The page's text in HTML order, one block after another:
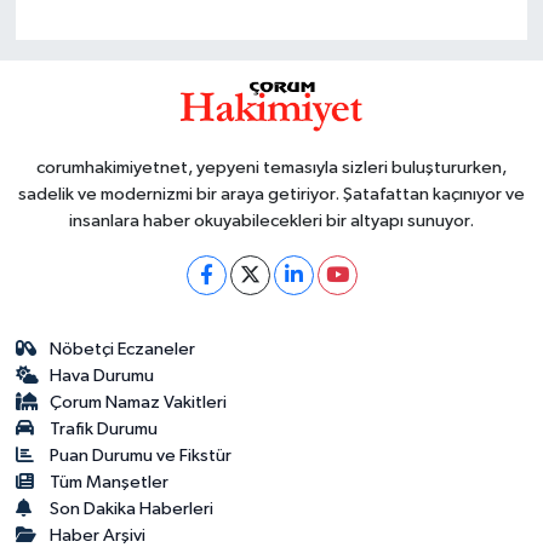
corumhakimiyetnet, yepyeni temasıyla sizleri buluştururken,
sadelik ve modernizmi bir araya getiriyor. Şatafattan kaçınıyor ve
insanlara haber okuyabilecekleri bir altyapı sunuyor.
Nöbetçi Eczaneler
Hava Durumu
Çorum Namaz Vakitleri
Trafik Durumu
Puan Durumu ve Fikstür
Tüm Manşetler
Son Dakika Haberleri
Haber Arşivi